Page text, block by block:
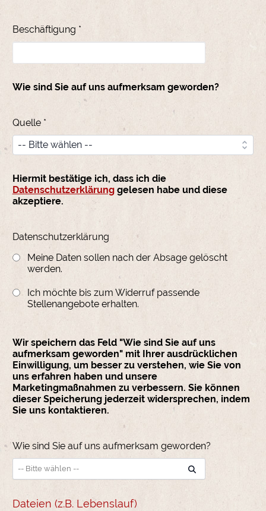
Beschäftigung *
Wie sind Sie auf uns aufmerksam geworden?
Quelle *
Hiermit bestätige ich, dass ich die
Datenschutzerklärunggelesen habe und diese
akzeptiere.
Datenschutzerklärung
Meine Daten sollen nach der Absage gelöscht
werden.
Ich möchte bis zum Widerruf passende
Stellenangebote erhalten.
Wir speichern das Feld "Wie sind Sie auf uns
aufmerksam geworden" mit Ihrer ausdrücklichen
Einwilligung, um besser zu verstehen, wie Sie von
uns erfahren haben und unsere
Marketingmaßnahmen zu verbessern. Sie können
dieser Speicherung jederzeit widersprechen, indem
Sie uns kontaktieren.
Wie sind Sie auf uns aufmerksam geworden?
Dateien (z.B. Lebenslauf)